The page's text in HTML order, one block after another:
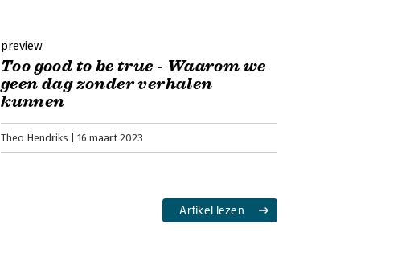
preview
Too good to be true - Waarom we
geen dag zonder verhalen
kunnen
Theo Hendriks 16 maart 2023
Artikel lezen